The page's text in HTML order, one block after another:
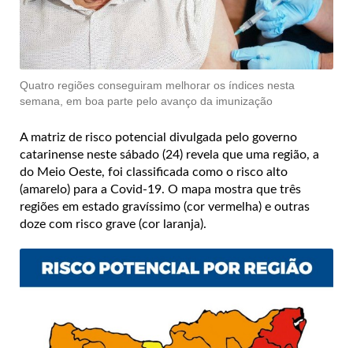
Quatro regiões conseguiram melhorar os índices nesta
semana, em boa parte pelo avanço da imunização
A matriz de risco potencial divulgada pelo governo
catarinense neste sábado (24) revela que uma região, a
do Meio Oeste, foi classificada como o risco alto
(amarelo) para a Covid-19. O mapa mostra que três
regiões em estado gravíssimo (cor vermelha) e outras
doze com risco grave (cor laranja).